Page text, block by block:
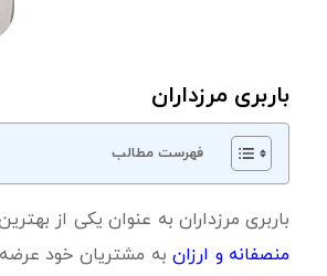
باربری مرزداران
فهرست مطالب
باربری مرزداران به عنوان یکی از
منصفانه و ارزانبه مشتریان خود